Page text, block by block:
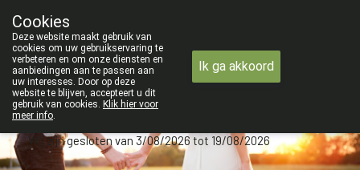
09 228 32 36
Wij zijn gesloten van 3/08/2026 tot 19/08/2026
Cookies
Deze website maakt gebruik van
cookies om uw gebruikservaring te
verbeteren en om onze diensten en
aanbiedingen aan te passen aan
uw interesses. Door op deze
website te blijven, accepteert u dit
gebruik van cookies. Klik hier voor
meer info.
Ik ga akkoord